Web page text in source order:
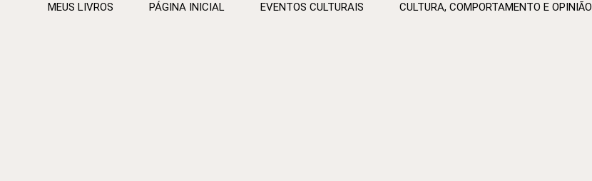
MEUS LIVROS PÁGINA INICIAL EVENTOS CULTURAIS CULTURA, COMPORTAMENTO E OPINIÃO